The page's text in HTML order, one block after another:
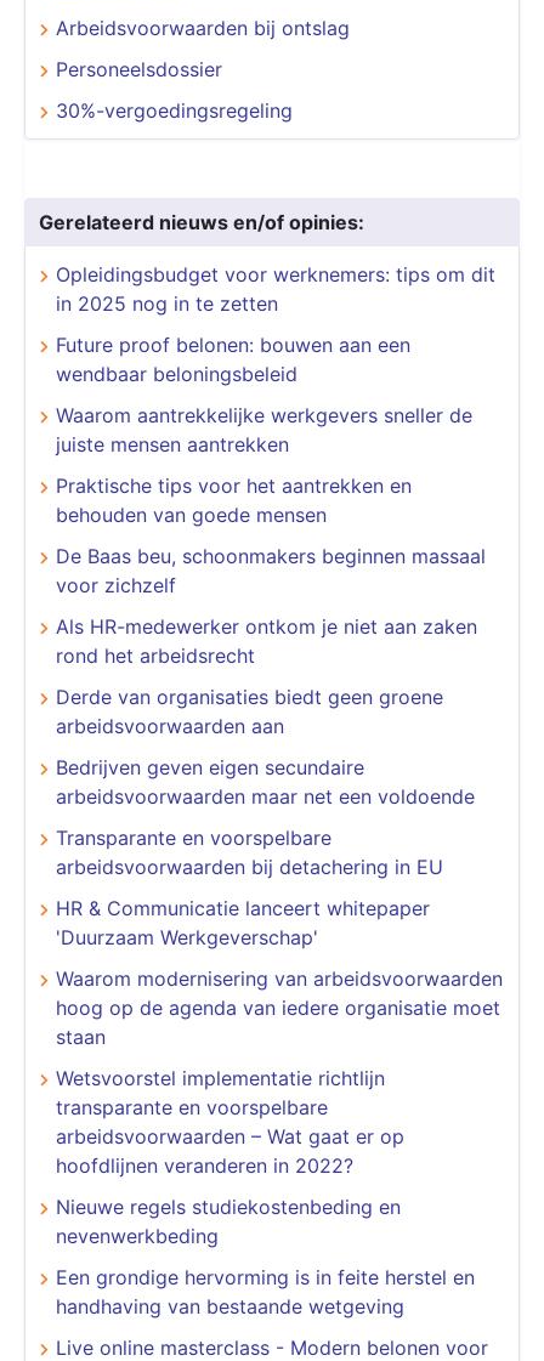
Arbeidsvoorwaarden bij ontslag
Personeelsdossier
30%-vergoedingsregeling
Gerelateerd nieuws en/of opinies:
Opleidingsbudget voor werknemers: tips om dit
in 2025 nog in te zetten
Future proof belonen: bouwen aan een
wendbaar beloningsbeleid
Waarom aantrekkelijke werkgevers sneller de
juiste mensen aantrekken
Praktische tips voor het aantrekken en
behouden van goede mensen
De Baas beu, schoonmakers beginnen massaal
voor zichzelf
Als HR-medewerker ontkom je niet aan zaken
rond het arbeidsrecht
Derde van organisaties biedt geen groene
arbeidsvoorwaarden aan
Bedrijven geven eigen secundaire
arbeidsvoorwaarden maar net een voldoende
Transparante en voorspelbare
arbeidsvoorwaarden bij detachering in EU
HR & Communicatie lanceert whitepaper
'Duurzaam Werkgeverschap'
Waarom modernisering van arbeidsvoorwaarden
hoog op de agenda van iedere organisatie moet
staan
Wetsvoorstel implementatie richtlijn
transparante en voorspelbare
arbeidsvoorwaarden – Wat gaat er op
hoofdlijnen veranderen in 2022?
Nieuwe regels studiekostenbeding en
nevenwerkbeding
Een grondige hervorming is in feite herstel en
handhaving van bestaande wetgeving
Live online masterclass - Modern belonen voor